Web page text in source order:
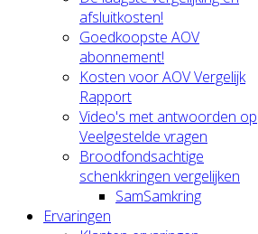
afsluitkosten!
Goedkoopste AOV
abonnement!
Kosten voor AOV Vergelijk
Rapport
Video's met antwoorden op
Veelgestelde vragen
Broodfondsachtige
schenkkringen vergelijken
SamSamkring
Ervaringen